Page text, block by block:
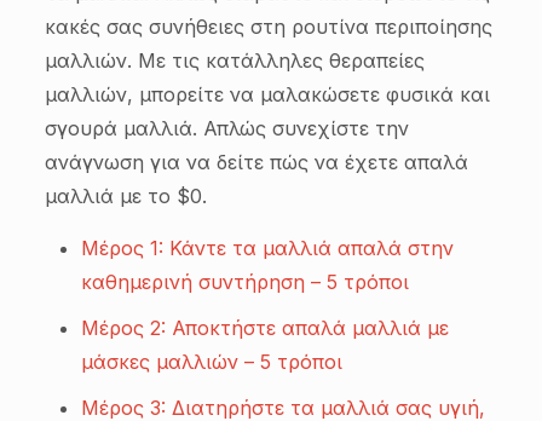
κακές σας συνήθειες στη ρουτίνα περιποίησης
μαλλιών. Με τις κατάλληλες θεραπείες
μαλλιών, μπορείτε να μαλακώσετε φυσικά και
σγουρά μαλλιά. Απλώς συνεχίστε την
ανάγνωση για να δείτε πώς να έχετε απαλά
μαλλιά με το $0.
Μέρος 1: Κάντε τα μαλλιά απαλά στην
καθημερινή συντήρηση – 5 τρόποι
Μέρος 2: Αποκτήστε απαλά μαλλιά με
μάσκες μαλλιών – 5 τρόποι
Μέρος 3: Διατηρήστε τα μαλλιά σας υγιή,